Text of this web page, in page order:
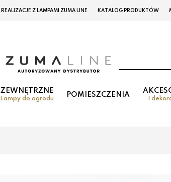
REALIZACJE Z LAMPAMI ZUMA LINE KATALOG PRODUKTÓW
ZEWNĘTRZNE
Lampy do ogrodu
POMIESZCZENIA
i